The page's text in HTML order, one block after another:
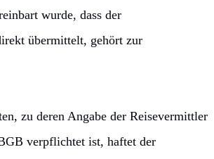
wurde, dass der
übermittelt, gehört zur
zu deren Angabe der Reisevermittler
verpflichtet ist, haftet der